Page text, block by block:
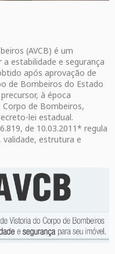
(AVCB) é um
estabilidade e segurança
após aprovação de
de Bombeiros do Estado
à época
de Bombeiros,
lei estadual.
de 10.03.2011* regula
estrutura e